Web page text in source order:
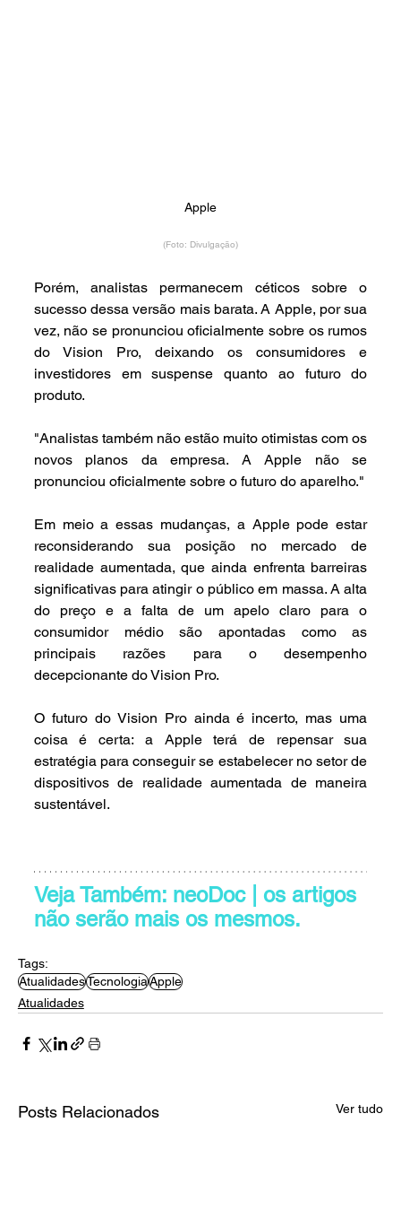
Apple
(Foto: Divulgação)
Porém, analistas permanecem céticos sobre o
sucesso dessa versão mais barata. A Apple, por sua
vez, não se pronunciou oficialmente sobre os rumos
do Vision Pro, deixando os consumidores e
investidores em suspense quanto ao futuro do
produto.
"Analistas também não estão muito otimistas com os
novos planos da empresa. A Apple não se
pronunciou oficialmente sobre o futuro do aparelho."
Em meio a essas mudanças, a Apple pode estar
reconsiderando sua posição no mercado de
realidade aumentada, que ainda enfrenta barreiras
significativas para atingir o público em massa. A alta
do preço e a falta de um apelo claro para o
consumidor médio são apontadas como as
principais razões para o desempenho
decepcionante do Vision Pro.
O futuro do Vision Pro ainda é incerto, mas uma
coisa é certa: a Apple terá de repensar sua
estratégia para conseguir se estabelecer no setor de
dispositivos de realidade aumentada de maneira
sustentável.
Veja Também: neoDoc | os artigos
não serão mais os mesmos.
Tags:
AtualidadesTecnologiaApple
Atualidades
Posts Relacionados Ver tudo